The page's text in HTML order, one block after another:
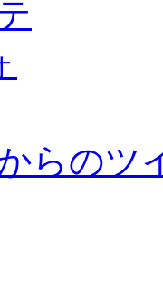
からのツ